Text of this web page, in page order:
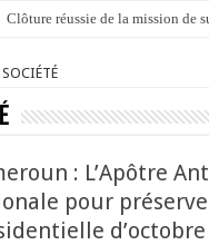
Clôture réussie de la mission de
Kongo Central : Indemnisation
SOCIÉTÉ
: L’Apôtre
pour
d’octobre